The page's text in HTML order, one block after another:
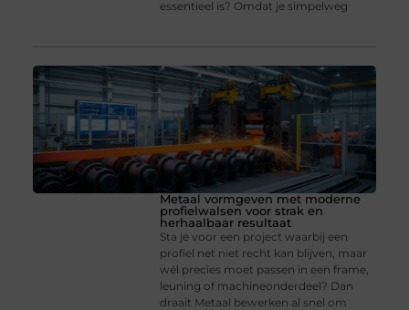
essentieel is? Omdat je simpelweg
Metaal vormgeven met moderne
profielwalsen voor strak en
herhaalbaar resultaat
Sta je voor een project waarbij een
profiel net niet recht kan blijven, maar
wél precies moet passen in een frame,
leuning of machineonderdeel? Dan
draait Metaal bewerken al snel om